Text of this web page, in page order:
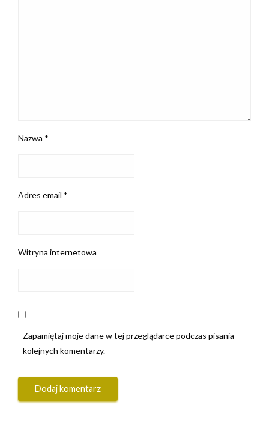
Nazwa *
Adres email *
Witryna internetowa
Zapamiętaj moje dane w tej przeglądarce podczas pisania
kolejnych komentarzy.